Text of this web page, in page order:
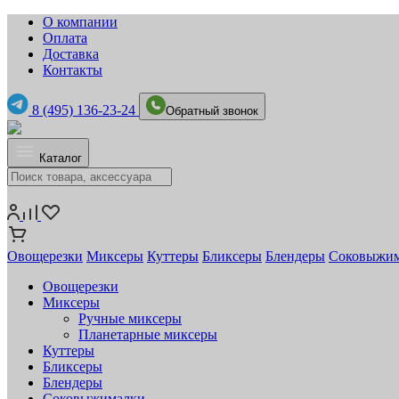
О компании
Оплата
Доставка
Контакты
8 (495) 136-23-24 Обратный звонок
Каталог
Овощерезки Миксеры Куттеры Бликсеры Блендеры
Овощерезки
Миксеры
Ручные миксеры
Планетарные миксеры
Куттеры
Бликсеры
Блендеры